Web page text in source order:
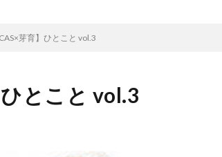
CAS×芽育】ひとこと vol.3
ひとこと vol.3